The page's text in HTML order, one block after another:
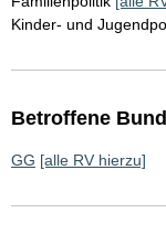
Kinder- und
Betroffene
GG [alle RV hierzu]